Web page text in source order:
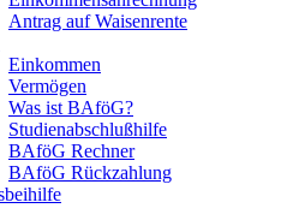
Antrag auf Waisenrente
Einkommen
Vermögen
Was ist BAföG?
Studienabschlußhilfe
BAföG Rechner
BAföG Rückzahlung